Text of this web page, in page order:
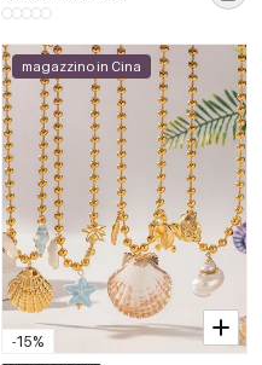
-15%
magazzino in Cina